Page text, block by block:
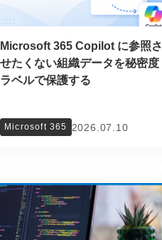
Microsoft 365 Copilot に参照さ
せたくない組織データを秘密度
ラベルで保護する
Microsoft 365 2026.07.10